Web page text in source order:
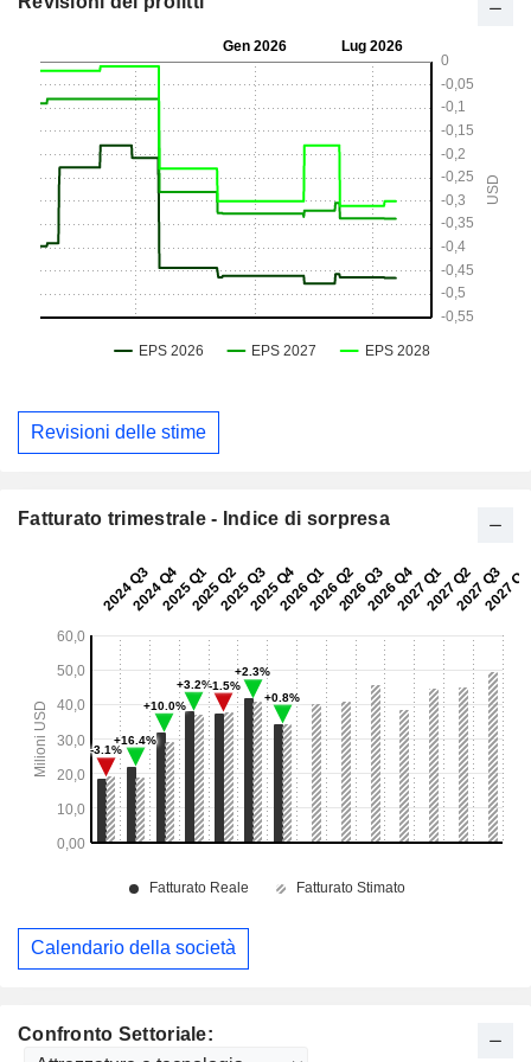
Confronto Settoriale:
Revisioni delle stime
Fatturato trimestrale - Indice di sorpresa
Calendario della società